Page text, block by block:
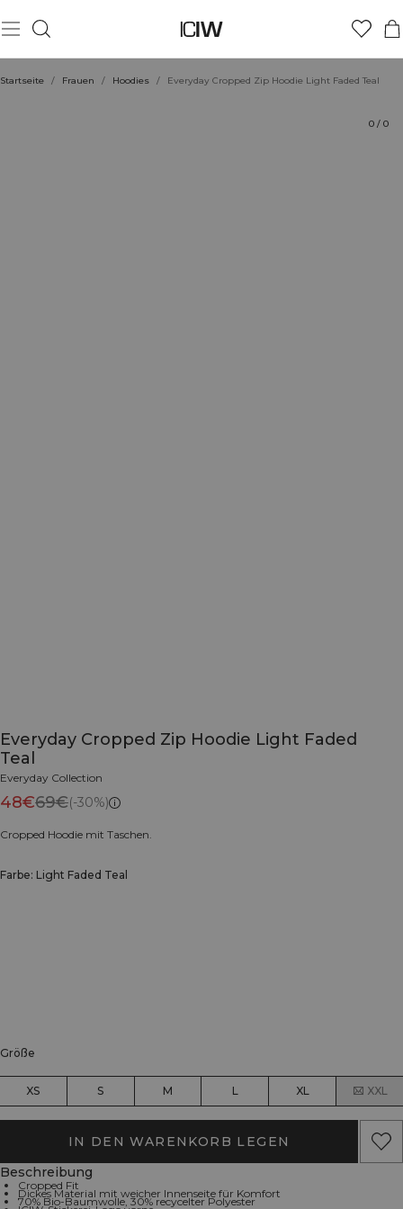
Startseite / Frauen / Hoodies / Everyday Cropped Zip Hoodie Light Faded Teal
0 / 0
Everyday Cropped Zip Hoodie Light Faded
Teal
Everyday Collection
48€69€(-30%)
Cropped Hoodie mit Taschen.
Farbe: Light Faded Teal
Größe
XS S M L XL XXL
IN DEN WARENKORB LEGEN
Beschreibung
Cropped Fit
Dickes Material mit weicher Innenseite für Komfort
70% Bio-Baumwolle, 30% recycelter Polyester